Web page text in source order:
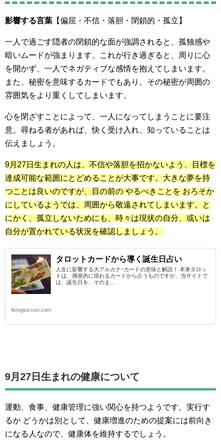
影響する言葉 【偏屈・不信・落胆・閉鎖的・孤立】
一人で過ごす隠者の閉鎖的な面が強調されると、孤独感や
暗いムードが強まります。これが行き過ぎると、周りに心
を開かず、一人でネガティブな感情を抱えてしまいます。
また、秘密を意味するカードでもあり、その秘密が周囲の
雰囲気をより重くしてしまいます。
心を閉ざすことによって、一人になってしまうことに要注
意。尋ねる者があれば、快く受け入れ、知っていることは
伝えましょう。
9月27日生まれの人は、不信や落胆を招かないよう、目標を
達成可能な範囲にとどめることが大事です。大きな夢を持
つことは良いのですが、目の前の やるべきことを おろそか
にしているようでは、周囲から敬遠されてしまいます。と
にかく、孤立しないためにも、時々は現状の自分、或いは
自分が置かれている状況を確認しましょう。
タロットカードから導く誕生日占い
人生に影響する大アルカナ･カードの意味と解説！ 本来タロッ
トは、偶発的に現れるカードから占うものですが、当サイトで
は、誕生日を、そのま...
livingtucson.com
9月27日生まれの健康について
運動、食事、健康管理に強い関心を持つようです。実行す
るか どうかは別として、健康増進のための提案には前向き
になる人なので、健康体を維持するでしょう。